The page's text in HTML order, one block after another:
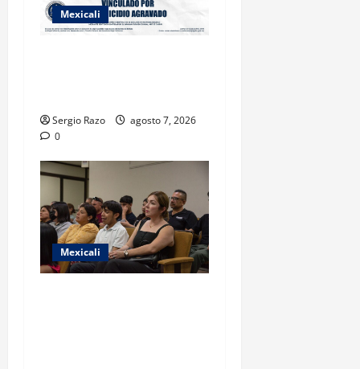
Mexicali
Sergio Razo
agosto 7, 2026
0
Mexicali